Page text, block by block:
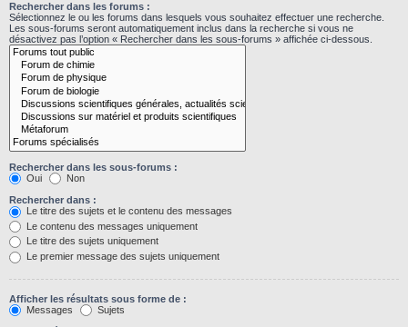
Rechercher dans les forums :
Sélectionnez le ou les forums dans lesquels vous souhaitez effectuer une recherche.
Les sous-forums seront automatiquement inclus dans la recherche si vous ne
désactivez pas l’option « Rechercher dans les sous-forums » affichée ci-dessous.
Rechercher dans les sous-forums :
Oui
Non
Rechercher dans :
Le titre des sujets et le contenu des messages
Le contenu des messages uniquement
Le titre des sujets uniquement
Le premier message des sujets uniquement
Afficher les résultats sous forme de :
Messages
Sujets